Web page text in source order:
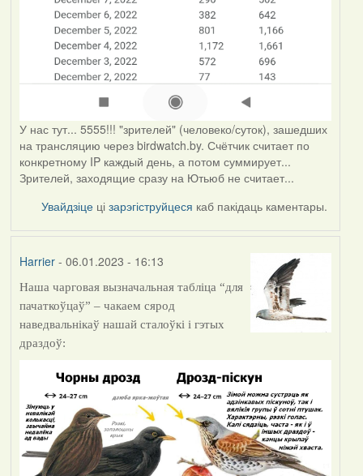
У нас тут... 5555!!! "зрителей" (человеко/суток), зашедших
на трансляцию через birdwatch.by. Счётчик считает по
конкретному IP каждый день, а потом суммирует...
Зрителей, заходящие сразу на Ютьюб не считает...
Увайдзіце цізарэгіструйцеся каб пакідаць каментары.
Harrier- 06.01.2023 - 16:13
Наша чарговая вызначальная табліца “для
пачаткоўцаў” – чакаем сярод
наведвальнікаў нашай сталоўкі і гэтых
драздоў: